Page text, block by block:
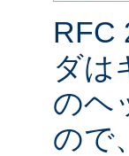
RFC
ダは
のヘ
ので